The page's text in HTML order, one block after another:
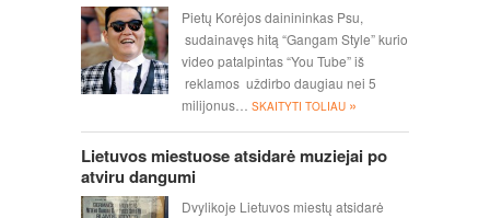
Pietų Korėjos dainininkas Psu,
sudainavęs hitą “Gangam Style” kurio
video patalpintas “You Tube” iš
reklamos uždirbo daugiau nei 5
milijonus…
SKAITYTI TOLIAU »
Lietuvos miestuose atsidarė muziejai po
atviru dangumi
Dvylikoje Lietuvos miestų atsidarė